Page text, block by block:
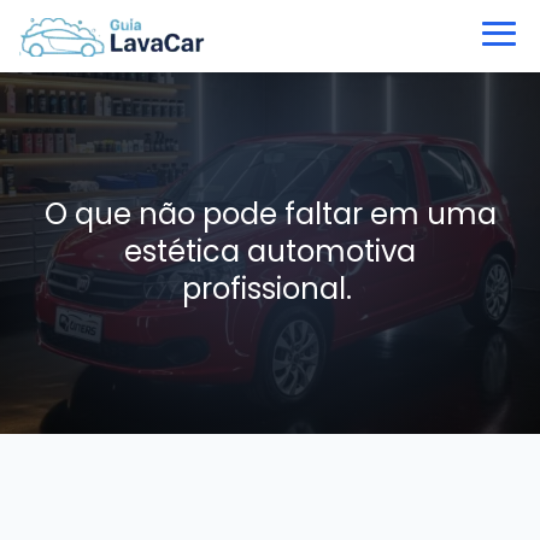
O que não pode faltar em uma
estética automotiva
profissional.